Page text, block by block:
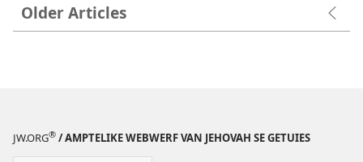
Older Articles
JW.ORG® / AMPTELIKE WEBWERF VAN JEHOVAH SE GETUIES